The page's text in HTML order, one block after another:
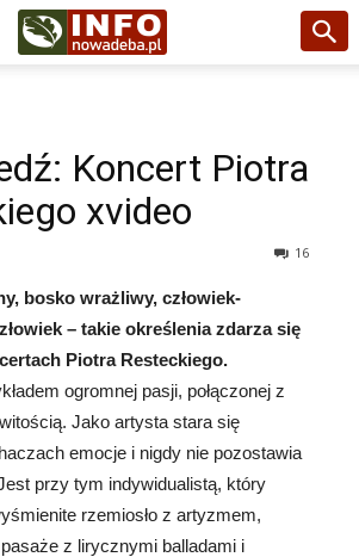
Koncert Piotra
xvideo
16
bosko wrażliwy, człowiek-
– takie określenia zdarza się
Piotra Resteckiego.
ogromnej pasji, połączonej z
Jako artysta stara się
emocje i nigdy nie pozostawia
przy tym indywidualistą, który
rzemiosło z artyzmem,
z lirycznymi balladami i